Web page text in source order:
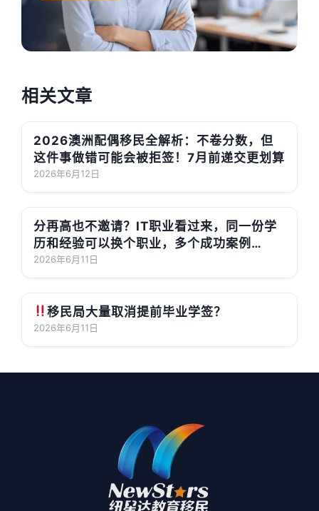
相关文章
2026澳洲配偶移民全解析：不卷分数，但
这件事做错可能会被拒签！7月前递交更划算
2026年6月12日
分再高也不邀请？IT职业看过来，同一份学
历和经验可以换个职业，多个成功案例
189/190上岸了！
2026年6月11日
移民局大量取消提前毕业学签？
2026年6月11日